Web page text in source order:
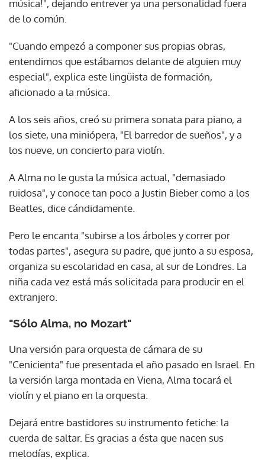
música!", dejando entrever ya una personalidad fuera
de lo común.
"Cuando empezó a componer sus propias obras,
entendimos que estábamos delante de alguien muy
especial", explica este lingüista de formación,
aficionado a la música.
A los seis años, creó su primera sonata para piano, a
los siete, una miniópera, "El barredor de sueños", y a
los nueve, un concierto para violín.
A Alma no le gusta la música actual, "demasiado
ruidosa", y conoce tan poco a Justin Bieber como a los
Beatles, dice cándidamente.
Pero le encanta "subirse a los árboles y correr por
todas partes", asegura su padre, que junto a su esposa,
organiza su escolaridad en casa, al sur de Londres. La
niña cada vez está más solicitada para producir en el
extranjero.
"Sólo Alma, no Mozart"
Una versión para orquesta de cámara de su
"Cenicienta" fue presentada el año pasado en Israel. En
la versión larga montada en Viena, Alma tocará el
violín y el piano en la orquesta.
Dejará entre bastidores su instrumento fetiche: la
cuerda de saltar. Es gracias a ésta que nacen sus
melodías, explica.